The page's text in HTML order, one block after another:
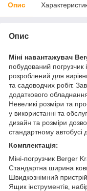
Опис
Опис
Міні навантажувач
побудований погрузчик
розроблений для
та садоводчих робіт.
додаткового
Невеликі розміри та
у використанні та
дизайн та розміри
стандартному автобусі
Комплектація:
Міні-погрузчик Berger
Стандартна ширина
Швидкознімний пристрій
Ящик інструментів,